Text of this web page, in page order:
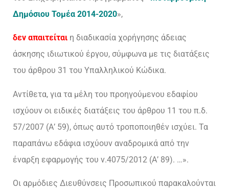
Δημόσιου Τομέα 2014-2020»,
δεν απαιτείται η διαδικασία χορήγησης άδειας
άσκησης ιδιωτικού έργου, σύμφωνα με τις διατάξεις
του άρθρου 31 του Υπαλληλικού Κώδικα.
Αντίθετα, για τα μέλη του προηγούμενου εδαφίου
ισχύουν οι ειδικές διατάξεις του άρθρου 11 του π.δ.
57/2007 (Α’ 59), όπως αυτό τροποποιηθέν ισχύει. Τα
παραπάνω εδάφια ισχύουν αναδρομικά από την
έναρξη εφαρμογής του ν.4075/2012 (Α’ 89). …».
Οι αρμόδιες Διευθύνσεις Προσωπικού παρακαλούνται